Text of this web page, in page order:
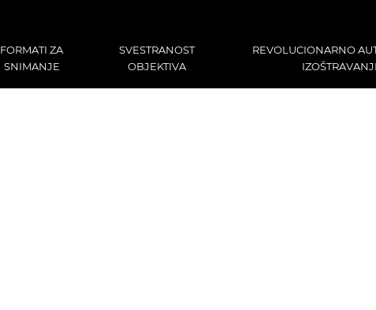
FORMATI ZA
SNIMANJE
SVESTRANOST
OBJEKTIVA
REVOLUCIONARNO